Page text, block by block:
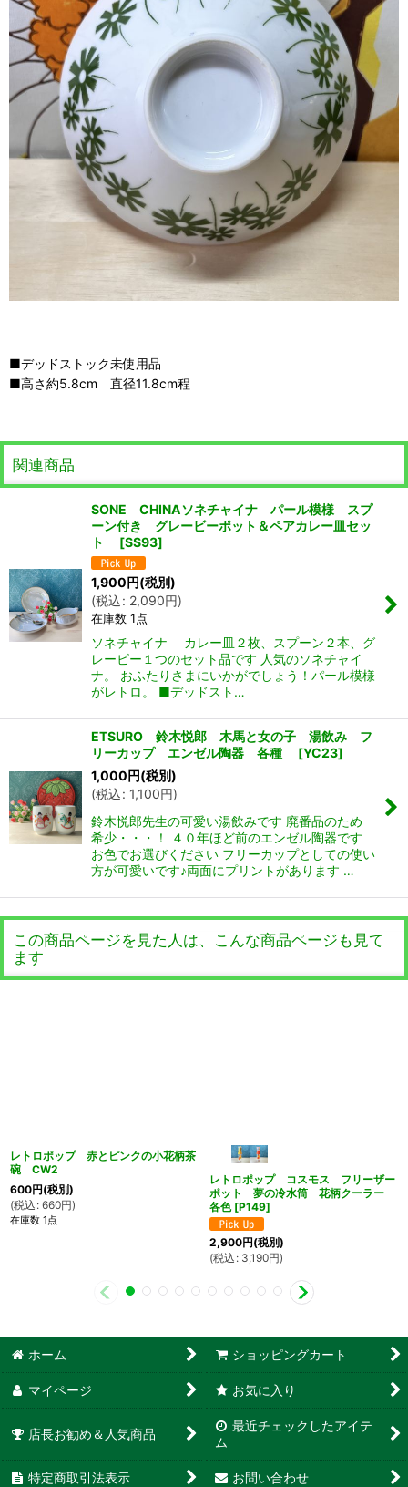
■デッドストック未使用品
■高さ約5.8cm 直径11.8cm程
関連商品
SONE CHINAソネチャイナ パール模様 スプ
ーン付き グレービーポット＆ペアカレー皿セッ
ト
[SS93]
1,900円(税別)
(税込: 2,090円)
在庫数 1点
ソネチャイナ カレー皿２枚、スプーン２本、グ
レービー１つのセット品です 人気のソネチャイ
ナ。 おふたりさまにいかがでしょう！パール模様
がレトロ。 ■デッドスト…
ETSURO 鈴木悦郎 木馬と女の子 湯飲み フ
リーカップ エンゼル陶器 各種
[YC23]
1,000円(税別)
(税込: 1,100円)
鈴木悦郎先生の可愛い湯飲みです 廃番品のため
希少・・・！ ４０年ほど前のエンゼル陶器です
お色でお選びください フリーカップとしての使い
方が可愛いです♪両面にプリントがあります …
この商品ページを見た人は、こんな商品ページも見て
ます
レトロポップ 赤とピンクの小花柄茶
碗 CW2
600円(税別)
(税込 : 660円)
在庫数 1点
レトロポップ コスモス フリーザー
ポット 夢の冷水筒 花柄クーラー
各色 [P149]
2,900円(税別)
(税込 : 3,190円)
ホーム ショッピングカート
マイページ お気に入り
店長お勧め＆人気商品
最近チェックしたアイテ
ム
特定商取引法表示 お問い合わせ